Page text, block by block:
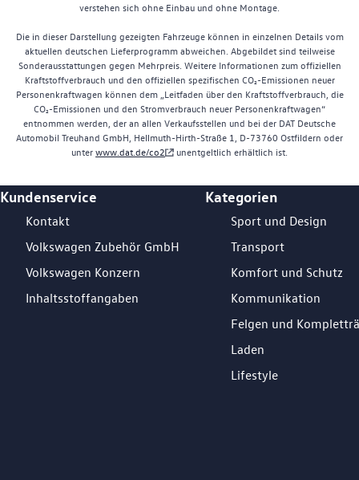
verstehen sich ohne Einbau und ohne Montage.
Die in dieser Darstellung gezeigten Fahrzeuge können in einzelnen Details vom
aktuellen deutschen Lieferprogramm abweichen. Abgebildet sind teilweise
Sonderausstattungen gegen Mehrpreis. Weitere Informationen zum offiziellen
Kraftstoffverbrauch und den offiziellen spezifischen CO₂-Emissionen neuer
Personenkraftwagen können dem „Leitfaden über den Kraftstoffverbrauch, die
CO₂-Emissionen und den Stromverbrauch neuer Personenkraftwagen“
entnommen werden, der an allen Verkaufsstellen und bei der DAT Deutsche
Automobil Treuhand GmbH, Hellmuth-Hirth-Straße 1, D-73760 Ostfildern oder
unterwww.dat.de/co2 unentgeltlich erhältlich ist.
Footer Teaser
Kundenservice
Kontakt
Volkswagen Zubehör GmbH
Volkswagen Konzern
Inhaltsstoffangaben
Kategorien
Sport und Design
Transport
Komfort und Schutz
Kommunikation
Felgen und
Laden
Lifestyle